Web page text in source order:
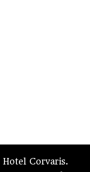
Hotel Corvaris.